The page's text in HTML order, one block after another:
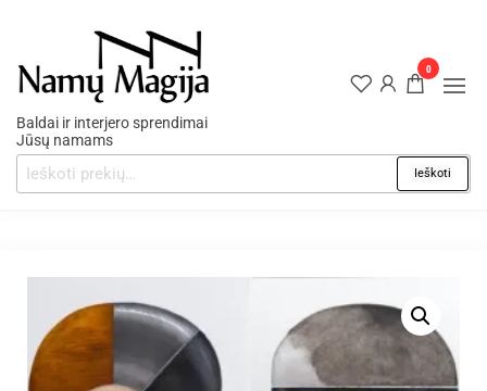
Baldai ir interjero sprendimai
Jūsų namams
Ieškoti
0